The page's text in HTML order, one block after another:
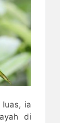
luas, ia
di